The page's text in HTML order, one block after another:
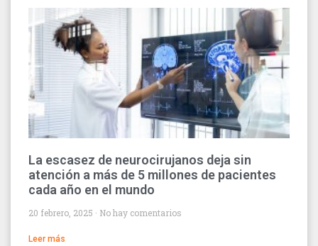
La escasez de neurocirujanos deja sin
atención a más de 5 millones de pacientes
cada año en el mundo
20 febrero, 2025 No hay comentarios
Leer más